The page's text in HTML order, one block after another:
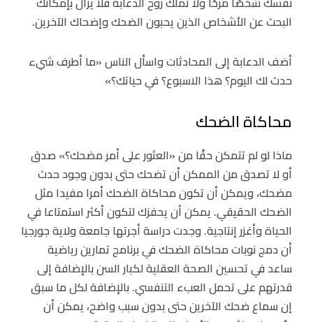
البحث عن الأشخاص الذين يحبون الضحك وإضحاك الآخرين.
أضف الدعابة إلى المحادثات واسأل الناس «ما أطرف شيء
حدث لك اليوم؟ هذا الاسبوع؟ في حياتك؟»
محاكاة الضحك
ماذا لو لم تتمكن حقًا من «العثور على أمر مضحك؟» صدق
أو لا تصدق من الممكن أن تضحك حتى بدون وجود حدث
مضحك، ويمكن أن تكون محاكاة الضحك أمرا مفيدا مثل
الضحك الحقيقي. يمكن أن يحفزك لتكون أكثر استمتاعا في
الحياة وأغزر إنتاجية. وجدت دراسة أجرتها جامعة ولاية جورجيا
أن دمج نوبات محاكاة الضحك في برنامج تمارين رياضية
ساعد في تحسين الصحة العقلية لكبار السن بالإضافة إلى
قدرتهم على تحمل العبء التنفسي. بالإضافة لكل ما سبق
إن سماع ضحك الآخرين حتى بدون سبب واضح، يمكن أن